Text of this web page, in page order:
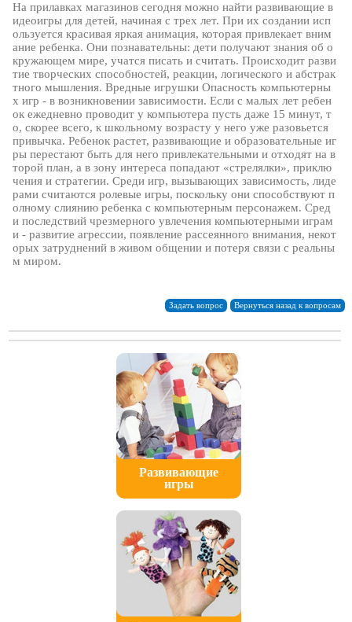
На прилавках магазинов сегодня можно найти развивающие в
идеоигры для детей, начиная с трех лет. При их создании исп
ользуется красивая яркая анимация, которая привлекает вним
ание ребенка. Они познавательны: дети получают знания об о
кружающем мире, учатся писать и считать. Происходит разви
тие творческих способностей, реакции, логического и абстрак
тного мышления. Вредные игрушки Опасность компьютерны
х игр - в возникновении зависимости. Если с малых лет ребен
ок ежедневно проводит у компьютера пусть даже 15 минут, т
о, скорее всего, к школьному возрасту у него уже разовьется
привычка. Ребенок растет, развивающие и образовательные иг
ры перестают быть для него привлекательными и отходят на в
торой план, а в зону интереса попадают «стрелялки», приклю
чения и стратегии. Среди игр, вызывающих зависимость, лиде
рами считаются ролевые игры, поскольку они способствуют п
олному слиянию ребенка с компьютерным персонажем. Сред
и последствий чрезмерного увлечения компьютерными играм
и - развитие агрессии, появление рассеянного внимания, некот
орых затруднений в живом общении и потеря связи с реальны
м миром.
Задать вопрос Вернуться назад к вопросам
Развивающие
игры